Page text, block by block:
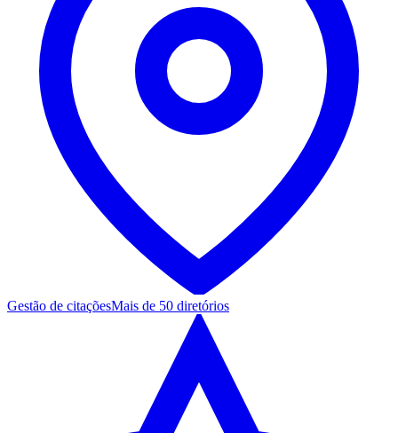
Gestão de citaçõesMais de 50 diretórios